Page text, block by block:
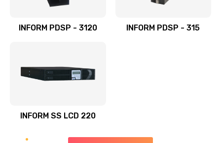
INFORM PDSP - 3120 INFORM PDSP - 315
INFORM SS LCD 220